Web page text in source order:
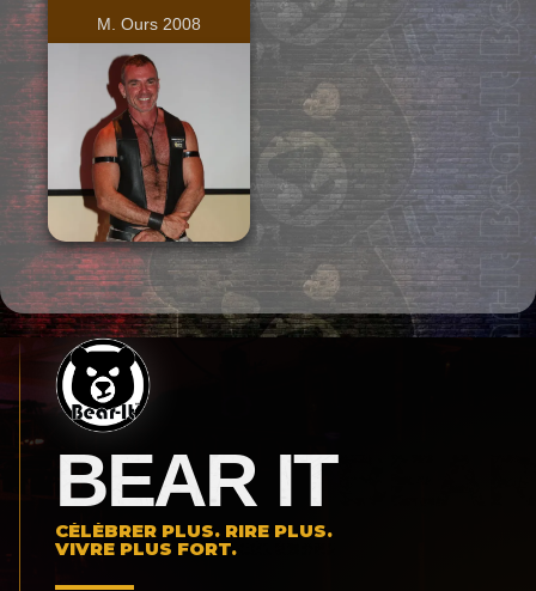
M. Ours 2008
BEAR IT
CÉLÉBRER PLUS. RIRE PLUS.
VIVRE PLUS FORT.